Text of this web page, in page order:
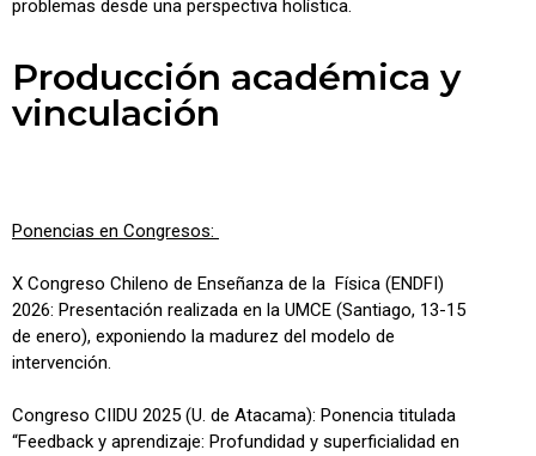
problemas desde una perspectiva holística.
Producción académica y
vinculación
Ponencias en Congresos:
X Congreso Chileno de Enseñanza de la Física (ENDFI)
2026: Presentación realizada en la UMCE (Santiago, 13-15
de enero), exponiendo la madurez del modelo de
intervención.
Congreso CIIDU 2025 (U. de Atacama): Ponencia titulada
“Feedback y aprendizaje: Profundidad y superficialidad en